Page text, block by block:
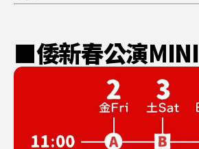
■倭新春公演MINI